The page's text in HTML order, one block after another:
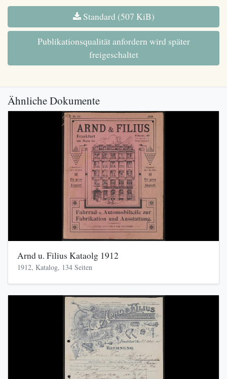
Standard (507 KiB)
Publikationsqualität anfordern wird später
freigeschaltet
Ähnliche Dokumente
Arnd u. Filius Kataolg 1912
1912, Katalog, 134 Seiten